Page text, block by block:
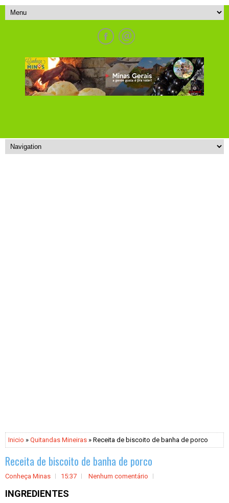
Inicio » Quitandas Mineiras » Receita de biscoito de banha de porco
Receita de biscoito de banha de porco
Conheça Minas 15:37 Nenhum comentário
INGREDIENTES